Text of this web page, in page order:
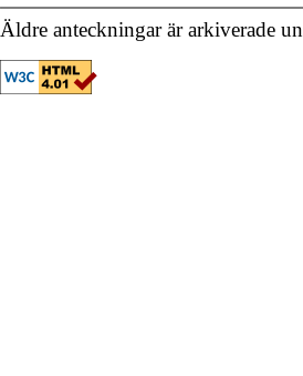
Äldre anteckningar är arkiverade